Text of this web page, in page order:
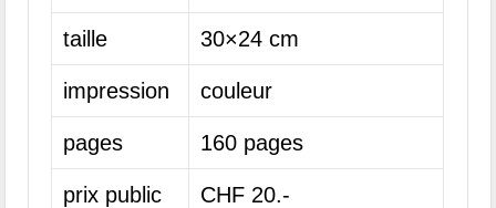
taille 30×24 cm
impression couleur
pages 160 pages
prix public CHF 20.-